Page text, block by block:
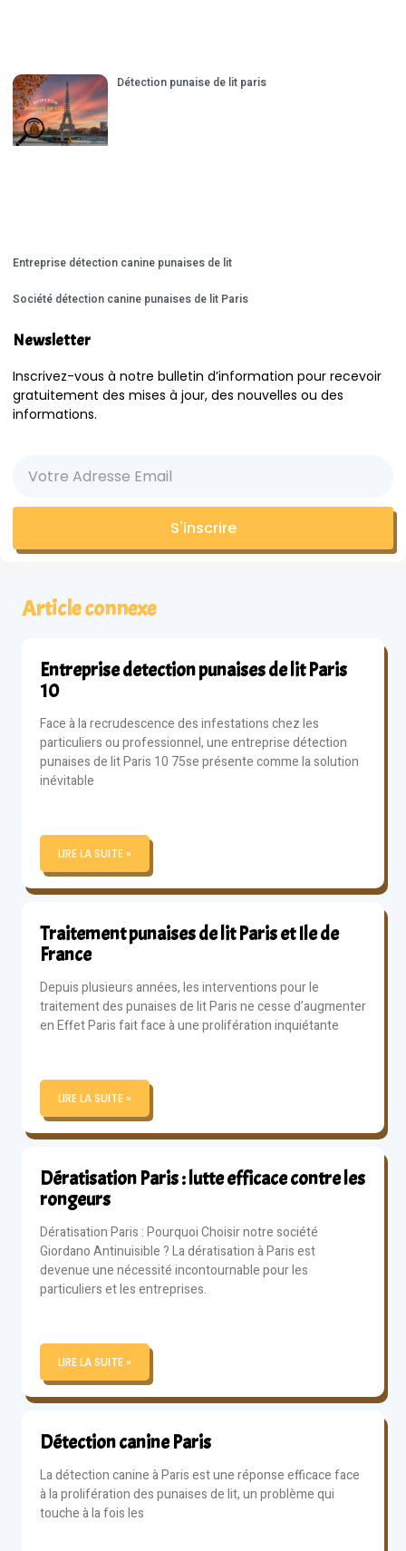
Détection punaise de lit paris
Entreprise détection canine punaises de lit
Société détection canine punaises de lit Paris
Newsletter
Inscrivez-vous à notre bulletin d’information pour recevoir
gratuitement des mises à jour, des nouvelles ou des
informations.
S'inscrire
Article connexe
Entreprise detection punaises de lit Paris
10
Face à la recrudescence des infestations chez les
particuliers ou professionnel, une entreprise détection
punaises de lit Paris 10 75se présente comme la solution
inévitable
LIRE LA SUITE »
Traitement punaises de lit Paris et Ile de
France
Depuis plusieurs années, les interventions pour le
traitement des punaises de lit Paris ne cesse d’augmenter
en Effet Paris fait face à une prolifération inquiétante
LIRE LA SUITE »
Dératisation Paris : lutte efficace contre les
rongeurs
Dératisation Paris : Pourquoi Choisir notre société
Giordano Antinuisible ? La dératisation à Paris est
devenue une nécessité incontournable pour les
particuliers et les entreprises.
LIRE LA SUITE »
Détection canine Paris
La détection canine à Paris est une réponse efficace face
à la prolifération des punaises de lit, un problème qui
touche à la fois les